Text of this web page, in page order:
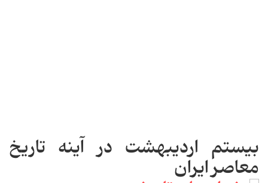
بیستم اردیبهشت در آینه تاریخ
معاصر ایران